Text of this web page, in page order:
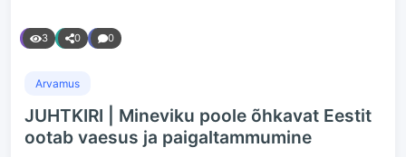
3 0 0
Arvamus
JUHTKIRI | Mineviku poole õhkavat Eestit
ootab vaesus ja paigaltammumine